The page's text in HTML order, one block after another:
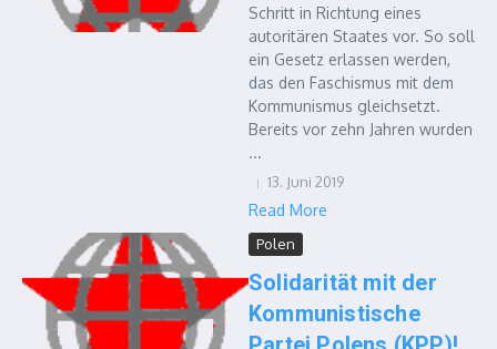
Schritt in Richtung eines
autoritären Staates vor. So soll
ein Gesetz erlassen werden,
das den Faschismus mit dem
Kommunismus gleichsetzt.
Bereits vor zehn Jahren wurden
...
13. Juni 2019
Read More
Polen
Solidarität mit der
Kommunistische